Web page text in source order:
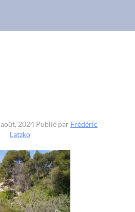
2024 Publié par Frédéric
Latzko